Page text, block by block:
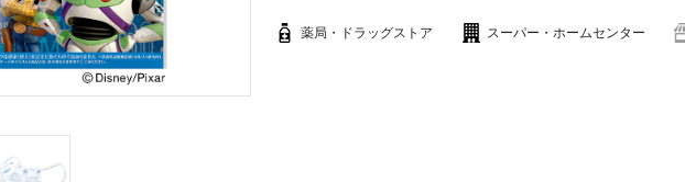
薬局・ドラッグストア スーパー・ホームセンター